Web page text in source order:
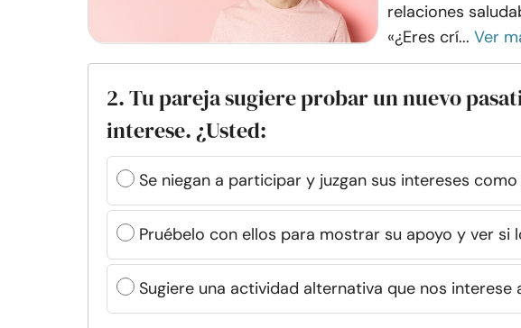
relaciones
«¿Eres crí... Ver
2. Tu pareja sugiere probar un nuevo
interese. ¿Usted:
Se niegan a participar y juzgan sus intereses
Pruébelo con ellos para mostrar su apoyo y ver si
Sugiere una actividad alternativa que nos interese